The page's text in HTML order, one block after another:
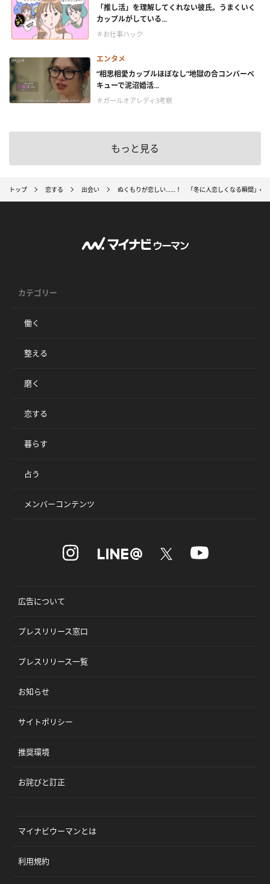
「推し活」を理解してくれない彼氏。うまくいく
カップルがしている...
＃お仕事ハック
エンタメ
“相思相愛カップルほぼなし”地獄の合コンバーベ
キューで泥沼婚活...
＃ガールオアレディ3考察
もっと見る
トップ 恋する 出会い ぬくもりが恋しい……！ 「冬に人恋しくなる瞬間」4選
カテゴリー
働く
整える
磨く
恋する
暮らす
占う
メンバーコンテンツ
広告について
プレスリリース窓口
プレスリリース一覧
お知らせ
サイトポリシー
推奨環境
お詫びと訂正
マイナビウーマンとは
利用規約